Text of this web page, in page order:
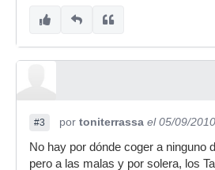
#3 por toniterrassa el 05/09/2010
No hay por dónde coger a ninguno
pero a las malas y por solera, los